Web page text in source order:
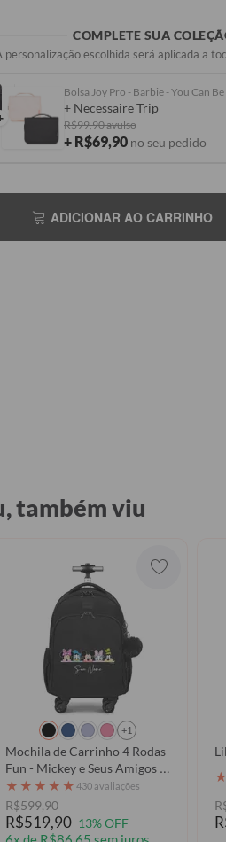
COMPLETE SUA
personalização escolhida será aplicada a
Bolsa Joy Pro - Barbie - You Can
+ Necessaire Trip
R$99,90 avulso
+ R$69,90 no seu pedido
ADICIONAR AO CARRINHO
também viu
+1
Mochila de Carrinho 4 Rodas
Fun - Mickey e Seus Amigos -
Paleta
★ ★ ★ ★ ★ 430 avaliações
R$599,90
R$519,90 13% OFF
★